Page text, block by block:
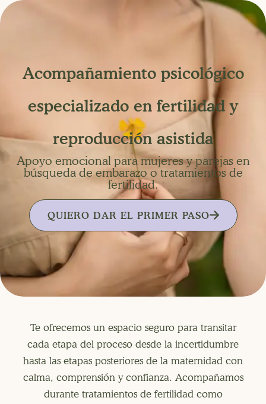
Acompañamiento psicológico
especializado en fertilidad y
reproducción asistida
Apoyo emocional para mujeres y parejas en
búsqueda de embarazo o tratamientos de
fertilidad.
QUIERO DAR EL PRIMER PASO
Te ofrecemos un espacio seguro para transitar
cada etapa del proceso desde la incertidumbre
hasta las etapas posteriores de la maternidad con
calma, comprensión y confianza. Acompañamos
durante tratamientos de fertilidad como